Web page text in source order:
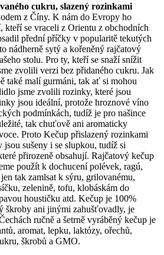
cukru, slazený rozinkami
z Číny. K nám do Evropy ho
se vraceli z Orientu z obchodních
přední příčky v popularitě tekutých
nádherně sytý a kořeněný rajčatový
stolu. Pro ty, kteří se snaží snížit
zvolili verzi bez přidaného cukru. Jak
také malí gurmáni, tak ať si mohou
jsme zvolili rozinky, které jsou
jsou ideální, protože hroznové víno
podmínkách, tudíž je pro našince
tak chuťově ani aromaticky
Proto Kečup přislazený rozinkami
sušeny i se slupkou, tudíž si
přirozeně obsahují. Rajčatový kečup
použít k dochucení polévek, ragú,
tak zamlsat k sýru, grilovanému,
zelenině, tofu, klobáskám do
houstičku atd. Kečup je 100%
škroby ani jinými zahušťovadly, je
ručně a šetrně vyráběný kečup je
aromat, lepku, laktózy, ořechů,
škrobů a GMO.